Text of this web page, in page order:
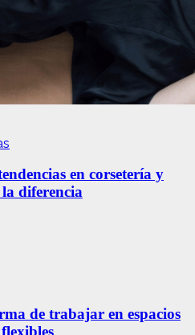
en corsetería y
diferencia
de trabajar en espacios